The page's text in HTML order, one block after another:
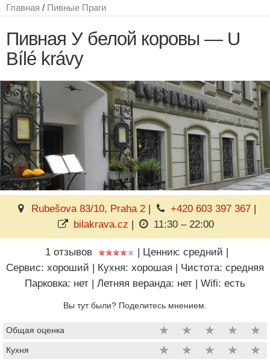
Главная / Пивные Праги
Пивная У белой коровы — U
Bílé krávy
Rubešova 83/10, Praha 2| +420 603 397 367 |
bilakrava.cz | 11:30 – 22:00
1 отзывов | Ценник: средний |
Сервис: хороший | Кухня: хорошая | Чистота: средняя
Парковка: нет | Летняя веранда: нет | Wifi: есть
Вы тут были? Поделитесь мнением.
Общая оценка ★ ★ ★ ★ ★
Кухня ★ ★ ★ ★ ★